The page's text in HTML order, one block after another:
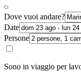
Dove vuoi andare?
Date
Persone
Sono in viaggio per